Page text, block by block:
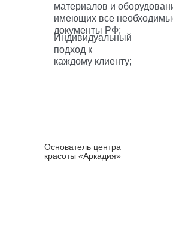
Основатель центра
красоты «Аркадия»
материалов и
имеющих все
документы РФ;
Индивидуальный
подход к
каждому клиенту;